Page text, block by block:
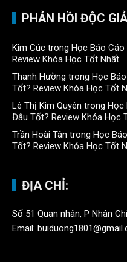
PHẢN HỒI ĐỘC GIẢ
Kim Cúc trong Học Báo Cáo
Review Khóa Học Tốt Nhất
Thanh Hường trong Học
Tốt? Review Khóa Học Tốt
Lê Thị Kim Quyên trong Học
Đâu Tốt? Review Khóa Học
Trần Hoài Tân trong Học
Tốt? Review Khóa Học Tốt
ĐỊA CHỈ:
Số 51 Quan nhân, P Nhân
Email: